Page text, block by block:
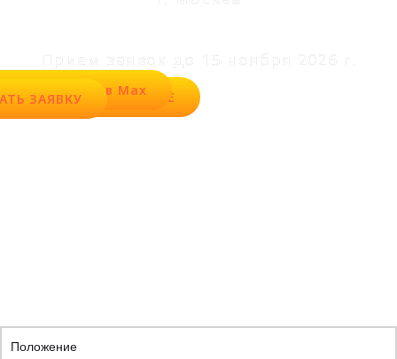
СКАЧАТЬ ПОЛОЖЕНИЕ
ВОПРОС в Max
ЗАЯВКУ
Положение